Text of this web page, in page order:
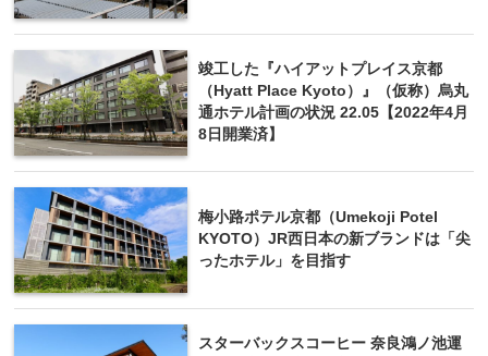
竣工した『ハイアットプレイス京都
（Hyatt Place Kyoto）』（仮称）烏丸
通ホテル計画の状況 22.05【2022年4月
8日開業済】
梅小路ポテル京都（Umekoji Potel
KYOTO）JR西日本の新ブランドは「尖
ったホテル」を目指す
スターバックスコーヒー 奈良鴻ノ池運